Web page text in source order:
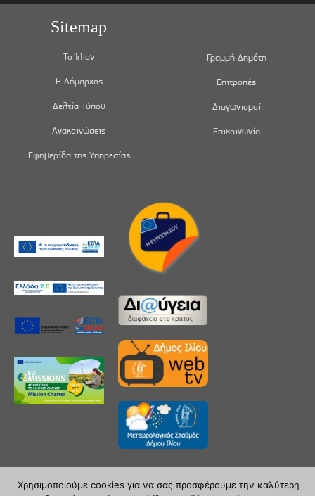
Sitemap
Το Ίλιον
Η Δήμαρχος
Δελτία Τύπου
Ανακοινώσεις
Εφημερίδα της Υπηρεσίας
Γραμμή Δημότη
Επιτροπές
Διαγωνισμοί
Επικοινωνία
Χρησιμοποιούμε cookies για να σας προσφέρουμε την καλύτερη